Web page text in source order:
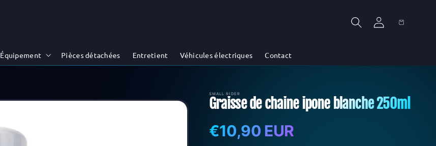
Équipement Pièces détachées Entretient Véhicules électriques Contact
ConnexionPanier
SMALL RIDER
Graisse de chaine ipone blanche 250ml
Prix
habituel
€10,90 EUR